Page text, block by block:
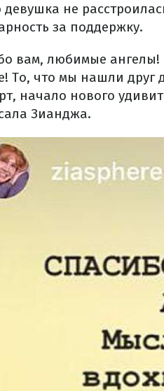
девушка не
за поддержку.
вам, любимые ангелы!
То, что мы нашли друг
начало нового
Зианджа.